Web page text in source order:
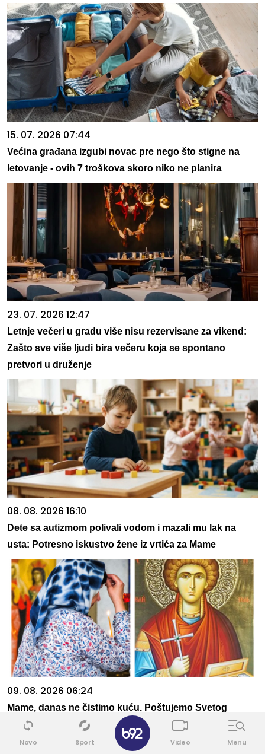
15. 07. 2026 07:44
Većina građana izgubi novac pre nego što stigne na
letovanje - ovih 7 troškova skoro niko ne planira
23. 07. 2026 12:47
Letnje večeri u gradu više nisu rezervisane za vikend:
Zašto sve više ljudi bira večeru koja se spontano
pretvori u druženje
08. 08. 2026 16:10
Dete sa autizmom polivali vodom i mazali mu lak na
usta: Potresno iskustvo žene iz vrtića za Mame
09. 08. 2026 06:24
Mame, danas ne čistimo kuću. Poštujemo Svetog
Panteliju
Novo Sport Video Menu
✕